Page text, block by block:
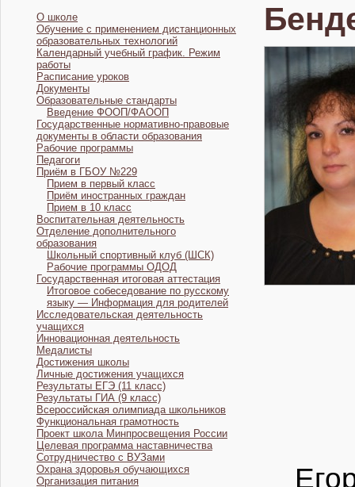
О школе
Обучение с применением дистанционных
образовательных технологий
Календарный учебный график. Режим
работы
Расписание уроков
Документы
Образовательные стандарты
Введение ФООП/ФАООП
Государственные нормативно-правовые
документы в области образования
Рабочие программы
Педагоги
Приём в ГБОУ №229
Прием в первый класс
Приём иностранных граждан
Прием в 10 класс
Воспитательная деятельность
Отделение дополнительного
образования
Школьный спортивный клуб (ШСК)
Рабочие программы ОДОД
Государственная итоговая аттестация
Итоговое собеседование по русскому
языку — Информация для родителей
Исследовательская деятельность
учащихся
Инновационная деятельность
Медалисты
Достижения школы
Личные достижения учащихся
Результаты ЕГЭ (11 класс)
Результаты ГИА (9 класс)
Всероссийская олимпиада школьников
Функциональная грамотность
Проект школа Минпросвещения России
Целевая программа наставничества
Сотрудничество с ВУЗами
Охрана здоровья обучающихся
Организация питания